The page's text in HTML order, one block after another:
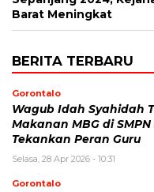
Barat Meningkat
BERITA TERBARU
Gorontalo
Wagub Idah Syahidah
Makanan MBG di SMPN
Tekankan Peran Guru
Selasa, 28 Apr 2026 - 10:31
Gorontalo